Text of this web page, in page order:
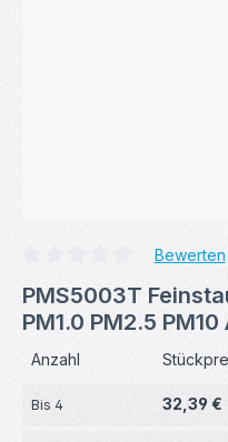
Bewerten
PMS5003T
PM1.0 PM2.5
Anzahl
Bis 4 32,39 €